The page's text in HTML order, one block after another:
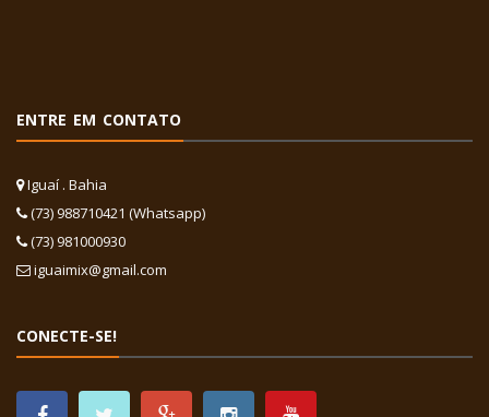
ENTRE EM CONTATO
Iguaí . Bahia
(73) 988710421 (Whatsapp)
(73) 981000930
iguaimix@gmail.com
CONECTE-SE!